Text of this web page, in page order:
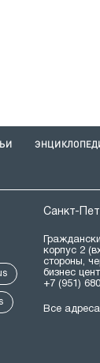
Санкт-
корпус 2
стороны,
бизнес
+7 (951)
Все адреса